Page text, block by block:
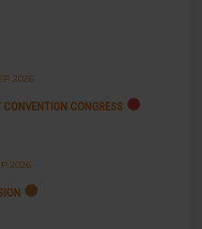
2026
CONVENTION CONGRESS
2026